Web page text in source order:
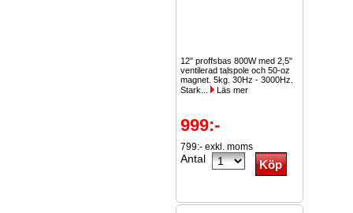
12" proffsbas 800W med 2,5"
ventilerad talspole och 50-oz
magnet. 5kg. 30Hz - 3000Hz.
Stark...
Läs mer
999:-
799:- exkl. moms
Antal